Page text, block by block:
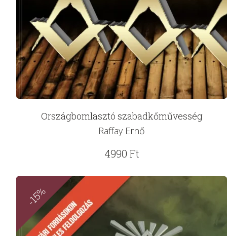
Országbomlasztó szabadkőművesség
Raffay Ernő
4990 Ft
-15%